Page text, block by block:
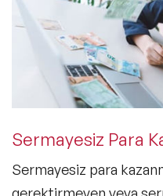
Sermayesiz Para
Sermayesiz para